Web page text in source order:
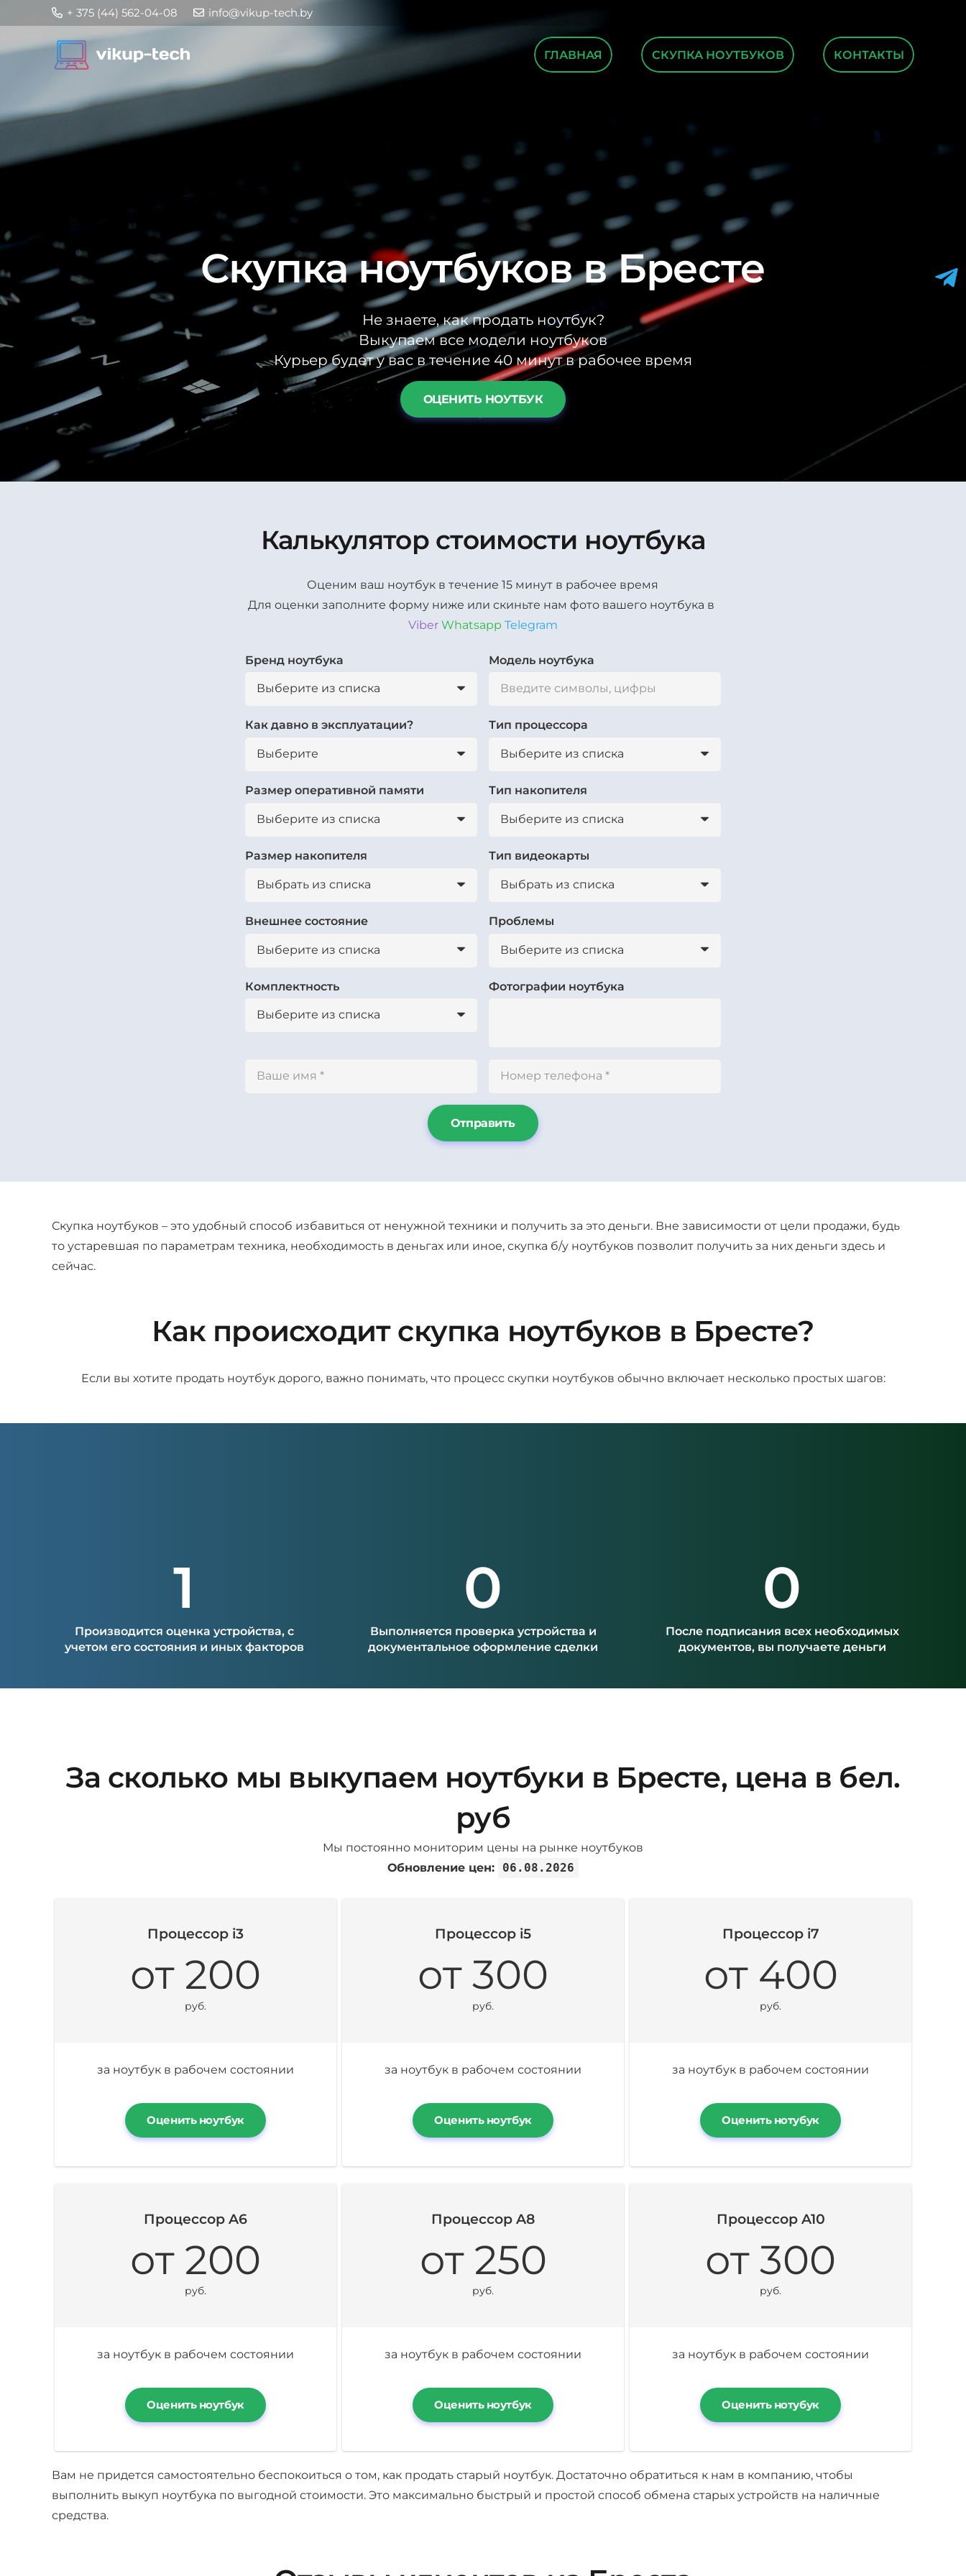
+ 375 (44) 562-04-08 info@vikup-tech.by
ГЛАВНАЯ СКУПКА НОУТБУКОВ КОНТАКТЫ
Скупка ноутбуков в Бресте
Не знаете, как продать ноутбук?
Выкупаем все модели ноутбуков
Курьер будет у вас в течение 40 минут в рабочее время
ОЦЕНИТЬ НОУТБУК
Калькулятор стоимости ноутбука
Оценим ваш ноутбук в течение 15 минут в рабочее время
Для оценки заполните форму ниже или скиньте нам фото вашего ноутбука в
Viber Whatsapp Telegram
Бренд ноутбука Модель ноутбука
Как давно в эксплуатации? Тип процессора
Размер оперативной памяти Тип накопителя
Размер накопителя Тип видеокарты
Внешнее состояние Проблемы
Комплектность Фотографии ноутбука
Отправить
Скупка ноутбуков – это удобный способ избавиться от ненужной техники и получить за это деньги. Вне зависимости от цели продажи, будь
то устаревшая по параметрам техника, необходимость в деньгах или иное, скупка б/у ноутбуков позволит получить за них деньги здесь и
сейчас.
Как происходит скупка ноутбуков в Бресте?
Если вы хотите продать ноутбук дорого, важно понимать, что процесс скупки ноутбуков обычно включает несколько простых шагов:
1
Производится оценка устройства, с
учетом его состояния и иных факторов
0
Выполняется проверка устройства и
документальное оформление сделки
0
После подписания всех необходимых
документов, вы получаете деньги
За сколько мы выкупаем ноутбуки в Бресте, цена в бел.
руб
Мы постоянно мониторим цены на рынке ноутбуков
Обновление цен:
06.08.2026
Процессор i3
от 200
руб.
за ноутбук в рабочем состоянии
Оценить ноутбук
Процессор i5
от 300
руб.
за ноутбук в рабочем состоянии
Оценить ноутбук
Процессор i7
от 400
руб.
за ноутбук в рабочем состоянии
Оценить нотубук
Процессор A6
от 200
руб.
за ноутбук в рабочем состоянии
Оценить ноутбук
Процессор A8
от 250
руб.
за ноутбук в рабочем состоянии
Оценить ноутбук
Процессор A10
от 300
руб.
за ноутбук в рабочем состоянии
Оценить нотубук
Вам не придется самостоятельно беспокоиться о том, как продать старый ноутбук. Достаточно обратиться к нам в компанию, чтобы
выполнить выкуп ноутбука по выгодной стоимости. Это максимально быстрый и простой способ обмена старых устройств на наличные
средства.